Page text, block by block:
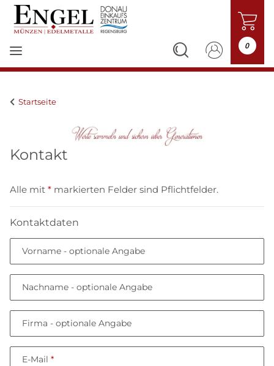
0
Startseite
Kontakt
Alle mit * markierten Felder sind Pflichtfelder.
Kontaktdaten
Vorname - optionale Angabe
Nachname - optionale Angabe
Firma - optionale Angabe
E-Mail